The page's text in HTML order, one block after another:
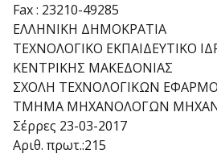
Fax : 23210-49285
ΕΛΛΗΝΙΚΗ ΔΗΜΟΚΡΑΤΙΑ
ΤΕΧΝΟΛΟΓΙΚΟ ΕΚΠΑΙΔΕΥΤΙΚΟ
ΚΕΝΤΡΙΚΗΣ ΜΑΚΕΔΟΝΙΑΣ
ΣΧΟΛΗ ΤΕΧΝΟΛΟΓΙΚΩΝ
TMHMA ΜΗΧΑΝΟΛΟΓΩΝ
Σέρρες 23-03-2017
Αριθ. πρωτ.:215